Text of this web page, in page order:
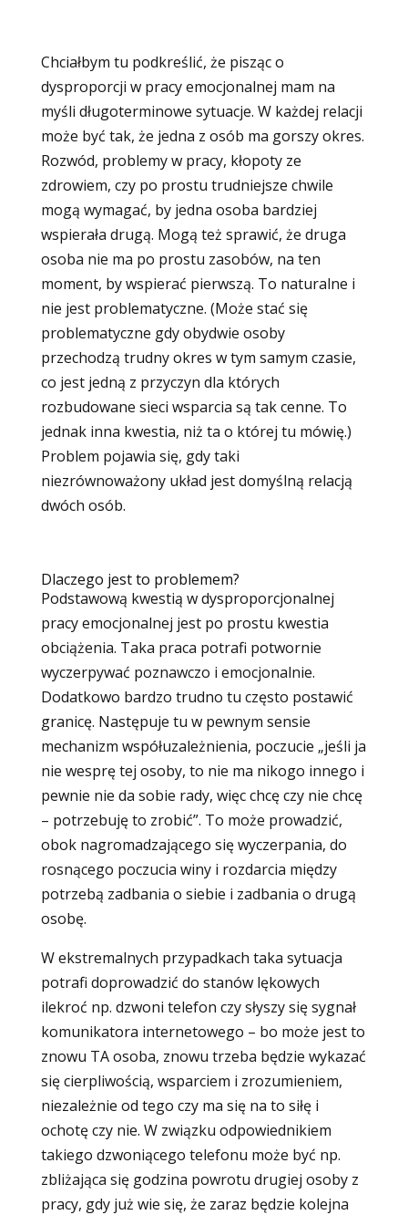
Chciałbym tu podkreślić, że pisząc o
dysproporcji w pracy emocjonalnej mam na
myśli długoterminowe sytuacje. W każdej relacji
może być tak, że jedna z osób ma gorszy okres.
Rozwód, problemy w pracy, kłopoty ze
zdrowiem, czy po prostu trudniejsze chwile
mogą wymagać, by jedna osoba bardziej
wspierała drugą. Mogą też sprawić, że druga
osoba nie ma po prostu zasobów, na ten
moment, by wspierać pierwszą. To naturalne i
nie jest problematyczne. (Może stać się
problematyczne gdy obydwie osoby
przechodzą trudny okres w tym samym czasie,
co jest jedną z przyczyn dla których
rozbudowane sieci wsparcia są tak cenne. To
jednak inna kwestia, niż ta o której tu mówię.)
Problem pojawia się, gdy taki
niezrównoważony układ jest domyślną relacją
dwóch osób.
Dlaczego jest to problemem?
Podstawową kwestią w dysproporcjonalnej
pracy emocjonalnej jest po prostu kwestia
obciążenia. Taka praca potrafi potwornie
wyczerpywać poznawczo i emocjonalnie.
Dodatkowo bardzo trudno tu często postawić
granicę. Następuje tu w pewnym sensie
mechanizm współuzależnienia, poczucie „jeśli ja
nie wesprę tej osoby, to nie ma nikogo innego i
pewnie nie da sobie rady, więc chcę czy nie chcę
– potrzebuję to zrobić”. To może prowadzić,
obok nagromadzającego się wyczerpania, do
rosnącego poczucia winy i rozdarcia między
potrzebą zadbania o siebie i zadbania o drugą
osobę.
W ekstremalnych przypadkach taka sytuacja
potrafi doprowadzić do stanów lękowych
ilekroć np. dzwoni telefon czy słyszy się sygnał
komunikatora internetowego – bo może jest to
znowu TA osoba, znowu trzeba będzie wykazać
się cierpliwością, wsparciem i zrozumieniem,
niezależnie od tego czy ma się na to siłę i
ochotę czy nie. W związku odpowiednikiem
takiego dzwoniącego telefonu może być np.
zbliżająca się godzina powrotu drugiej osoby z
pracy, gdy już wie się, że zaraz będzie kolejna